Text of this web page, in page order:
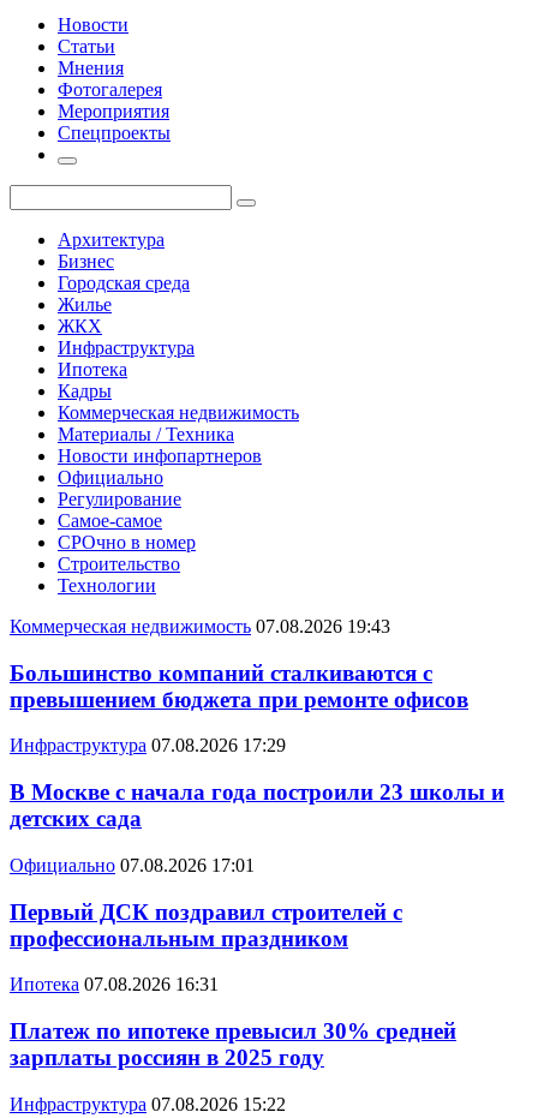
Новости
Статьи
Мнения
Фотогалерея
Мероприятия
Спецпроекты
Архитектура
Бизнес
Городская среда
Жилье
ЖКХ
Инфраструктура
Ипотека
Кадры
Коммерческая недвижимость
Материалы / Техника
Новости инфопартнеров
Официально
Регулирование
Самое-самое
СРОчно в номер
Строительство
Технологии
Коммерческая недвижимость 07.08.2026 19:43
Большинство компаний сталкиваются с
превышением бюджета при ремонте офисов
Инфраструктура 07.08.2026 17:29
В Москве с начала года построили 23 школы и
детских сада
Официально 07.08.2026 17:01
Первый ДСК поздравил строителей с
профессиональным праздником
Ипотека 07.08.2026 16:31
Платеж по ипотеке превысил 30% средней
зарплаты россиян в 2025 году
Инфраструктура 07.08.2026 15:22